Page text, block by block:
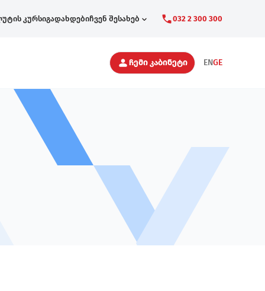
კურსიგადახდებიჩვენ შესახებ 032 2 300 300
Secondary
Navigation
ჩემი კაბინეტი ENGE